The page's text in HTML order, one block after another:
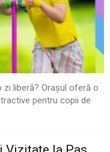
liberă? Orașul oferă o
pentru copii de